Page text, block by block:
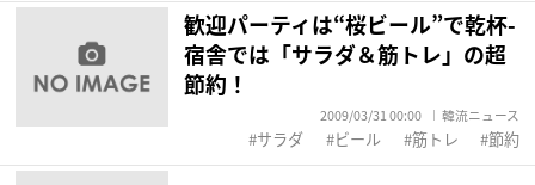
歓迎パーティは“桜ビール”で乾杯-
宿舎では「サラダ＆筋トレ」の超
節約！
2009/03/31 00:00 韓流ニュース
サラダ ビール 筋トレ 節約